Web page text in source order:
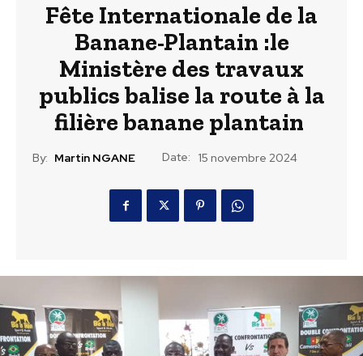
Fête Internationale de la
Banane-Plantain :le
Ministère des travaux
publics balise la route à la
filière banane plantain
By: Martin NGANE Date: 15 novembre 2024